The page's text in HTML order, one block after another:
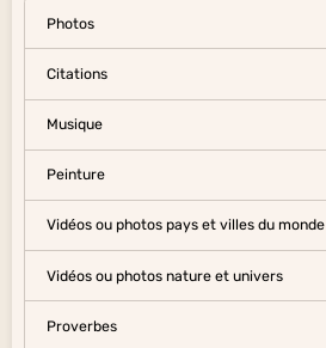
Photos
Citations
Musique
Peinture
Vidéos ou photos pays et villes du monde
Vidéos ou photos nature et univers
Proverbes